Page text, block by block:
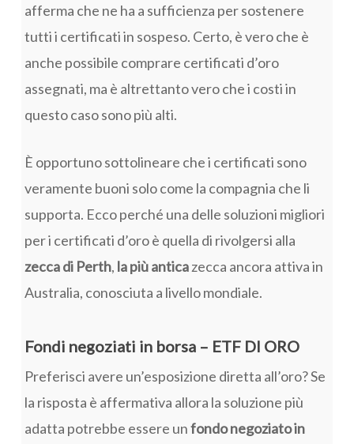
afferma che ne ha a sufficienza per sostenere
tutti i certificati in sospeso. Certo, è vero che è
anche possibile comprare certificati d’oro
assegnati, ma è altrettanto vero che i costi in
questo caso sono più alti.
È opportuno sottolineare che i certificati sono
veramente buoni solo come la compagnia che li
supporta. Ecco perché una delle soluzioni migliori
per i certificati d’oro è quella di rivolgersi alla
zecca di Perth, la più anticazecca ancora attiva in
Australia, conosciuta a livello mondiale.
Fondi negoziati in borsa – ETF DI ORO
Preferisci avere un’esposizione diretta all’oro? Se
la risposta è affermativa allora la soluzione più
adatta potrebbe essere unfondo negoziato in